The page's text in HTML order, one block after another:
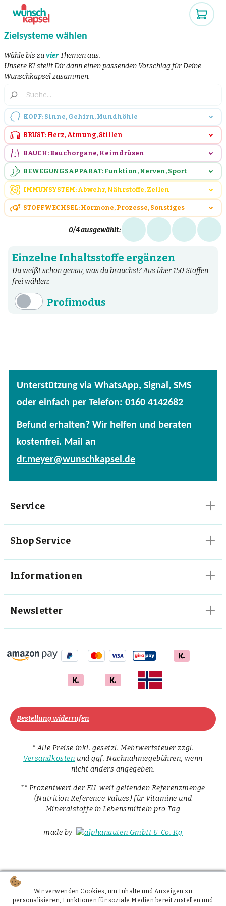
Zielsysteme wählen
Wähle bis zuvierThemen aus.
Unsere KI stellt Dir dann einen passenden Vorschlag für Deine
Wunschkapsel zusammen.
KOPF: Sinne, Gehirn, Mundhöhle
BRUST: Herz, Atmung, Stillen
BAUCH: Bauchorgane, Keimdrüsen
BEWEGUNGSAPPARAT: Funktion, Nerven, Sport
IMMUNSYSTEM: Abwehr, Nährstoffe, Zellen
STOFFWECHSEL: Hormone, Prozesse, Sonstiges
0/4 ausgewählt:
Einzelne Inhaltsstoffe ergänzen
Du weißt schon genau, was du brauchst? Aus über 150 Stoffen
frei wählen:
Profimodus
Fertige Mischungen
Kräuter
Vitalpilze
Vitamine
Unterstützung via WhatsApp, Signal, SMS
oder einfach per Telefon: 0160 4142682
Befund erhalten? Wir helfen und beraten
kostenfrei. Mail an
dr.meyer@wunschkapsel.de
Service
Shop Service
Informationen
Newsletter
Bestellung widerrufen
* Alle Preise inkl. gesetzl. Mehrwertsteuer zzgl.
Versandkosten und ggf. Nachnahmegebühren, wenn
nicht anders angegeben.
** Prozentwert der EU-weit geltenden Referenzmenge
(Nutrition Reference Values) für Vitamine und
Mineralstoffe in Lebensmitteln pro Tag
made by
Wir verwenden Cookies, um Inhalte und Anzeigen zu
personalisieren, Funktionen für soziale Medien bereitzustellen und